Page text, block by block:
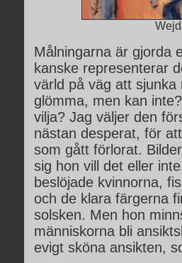
Målningarna är gjorda
kanske representerar
värld på väg att sjunka
glömma, men kan
vilja? Jag väljer den
nästan desperat, för
som gått förlorat.
sig hon vill det eller
beslöjade kvinnorna,
och de klara färgerna
solsken. Men hon
människorna bli
evigt sköna ansikten,